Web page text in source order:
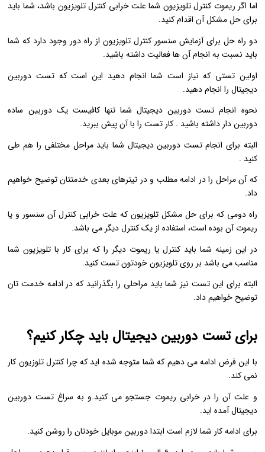
اما اگر ریموت کنترل تلویزیون شما علت خرابی کنترل تلویزیون باشد، شما باید
برای حل مشکل آن اقدام کنید.
دو راه حل برای آزمایش سنسور کنترل تلویزیون از راه دور وجود دارد که شما
باید نسبت به انجام آن ها فعالیت داشته باشید.
اولین تستی که نیاز است شما انجام دهید این است که تست دوربین
دیجیتال را انجام دهید.
نحوه انجام تست دوربین دیجیتال شما تنها کافیست یک دوربین ساده
دوربین دار داشته باشید . کار تست را با آن پیش ببرید.
البته برای انجام تست دوربین دیجیتال شما باید مراحل مختلفی را هم طی
کنید .
که آن مراحل را در ادامه مطلب و در تیترهای بعدی خدمتتان توضیح خواهیم
داد.
راه دومی که برای حل مشکل تلویزیون که علت خرابی کنترل آن سنسور و یا
ریموت آن بوده است، استفاده از یک کنترل دیگر می باشد.
در این زمینه شما باید کنترل یا ریموت دیگر را که برای کار با تلویزیون شما
مناسب می باشد بر روی تلویزیون خودتون تست کنید.
البته برای این تست نیز شما باید مراحلی را بگذرانید که در ادامه خدمت تان
توضیح خواهیم داد.
برای تست دوربین دیجیتال باید چکار کنیم؟
با این فرض ادامه می دهیم که شما متوجه شده اید که چرا کنترل تلوزیون کار
نمی کند.
و علت آن را در خرابی ریموت جستجو می کنید.و به سراغ تست دوربین
دیجیتال آمده اید.
برای ادامه کار شما لازم است ابتدا دوربین موبایل خودتان را روشن کنید.